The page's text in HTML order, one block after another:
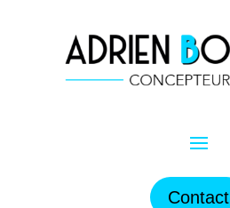
Contact